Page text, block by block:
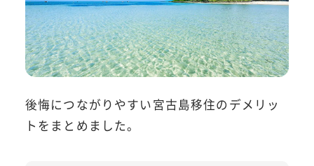
後悔につながりやすい宮古島移住のデメリッ
トをまとめました。